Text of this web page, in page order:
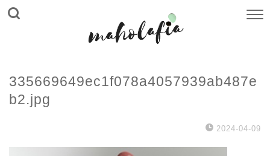
335669649ec1f078a4057939ab487e
b2.jpg
2024-04-09